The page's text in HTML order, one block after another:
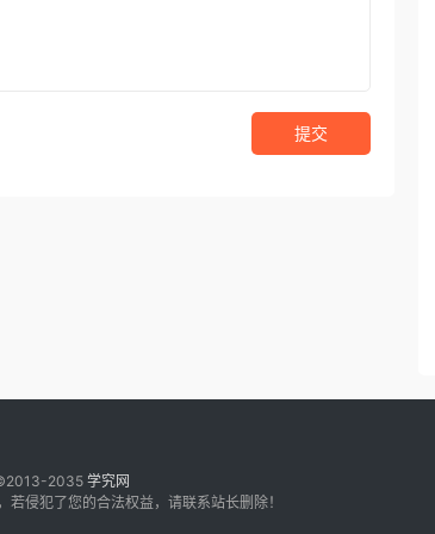
提交
2035学究网
若侵犯了您的合法权益，请联系站长删除！